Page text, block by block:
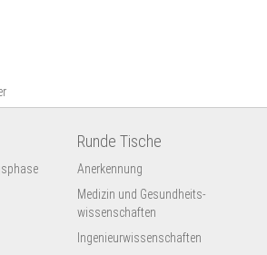
Runde Tische
Anerkennung
Medizin und Gesundheits-
wissenschaften
Ingenieur­wissenschaften